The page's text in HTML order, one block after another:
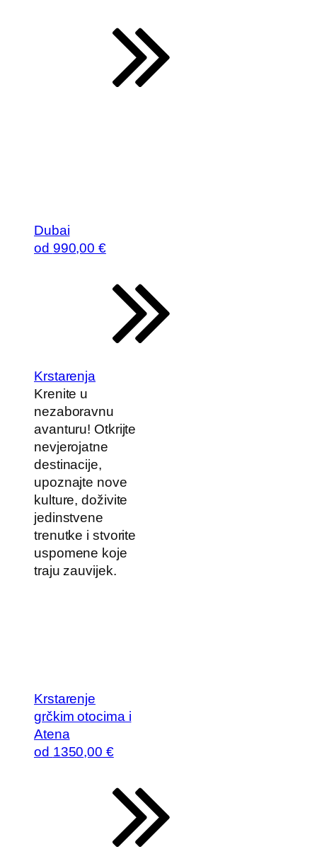
Dubai
od 990,00 €
Krstarenja
Krenite u
nezaboravnu
avanturu! Otkrijte
nevjerojatne
destinacije,
upoznajte nove
kulture, doživite
jedinstvene
trenutke i stvorite
uspomene koje
traju zauvijek.
Krstarenje
grčkim otocima i
Atena
od 1350,00 €